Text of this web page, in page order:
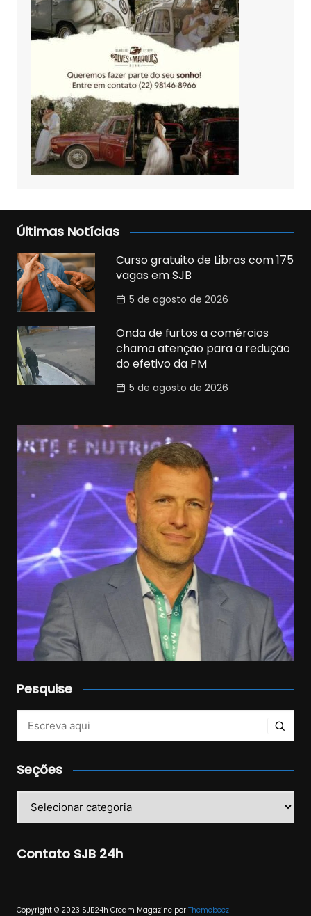
Últimas Notícias
Curso gratuito de Libras com 175
vagas em SJB
5 de agosto de 2026
Onda de furtos a comércios
chama atenção para a redução
do efetivo da PM
5 de agosto de 2026
Pesquise
Seções
Contato SJB 24h
Copyright © 2023 SJB24h Cream Magazine por Themebeez